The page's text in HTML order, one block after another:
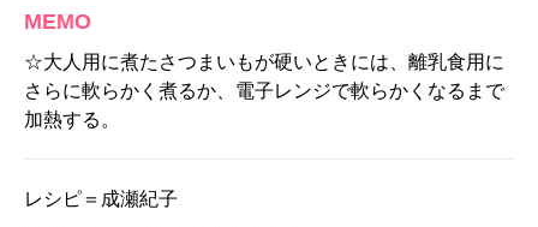
MEMO
☆大人用に煮たさつまいもが硬いときには、離乳食用に
さらに軟らかく煮るか、電子レンジで軟らかくなるまで
加熱する。
レシピ＝成瀬紀子